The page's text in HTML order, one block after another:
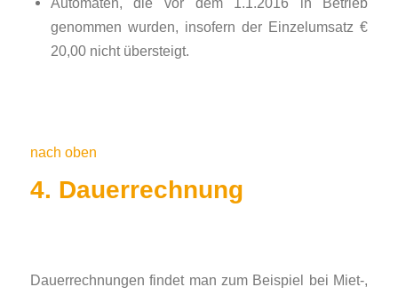
genommen wurden, insofern der Einzelumsatz €
20,00 nicht übersteigt.
nach oben
4. Dauerrechnung
Dauerrechnungen findet man zum Beispiel bei Miet-,